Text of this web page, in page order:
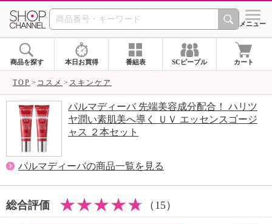
SHOP CHANNEL シメニュー
商品を探す 本日お買得 番組表 SCピープル カート
TOP コスメ スキンケア
パルマディーバ 先端美容成分配合！ ハリツ
ヤ潤い素肌美へ導く ＵＶ エッセンスゴージ
ャス ２本セット
パルマディーバの商品一覧を見る
総合評価 （15）